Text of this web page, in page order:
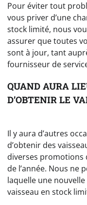
Pour éviter tout
vous priver d’une
stock limité, nous
assurer que toutes
sont à jour, tant
fournisseur de
QUAND AURA
D’OBTENIR LE
Il y aura d’autres
d’obtenir des
diverses promotions
de l’année. Nous ne
laquelle une
vaisseau en stock